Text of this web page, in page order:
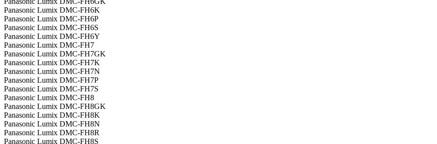
Panasonic Lumix DMC-FH6K
Panasonic Lumix DMC-FH6P
Panasonic Lumix DMC-FH6S
Panasonic Lumix DMC-FH6Y
Panasonic Lumix DMC-FH7
Panasonic Lumix DMC-FH7GK
Panasonic Lumix DMC-FH7K
Panasonic Lumix DMC-FH7N
Panasonic Lumix DMC-FH7P
Panasonic Lumix DMC-FH7S
Panasonic Lumix DMC-FH8
Panasonic Lumix DMC-FH8GK
Panasonic Lumix DMC-FH8K
Panasonic Lumix DMC-FH8N
Panasonic Lumix DMC-FH8R
Panasonic Lumix DMC-FH8S